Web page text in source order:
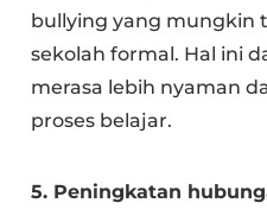
bullying yang mungkin
sekolah formal. Hal ini
merasa lebih nyaman
proses belajar.
5. Peningkatan